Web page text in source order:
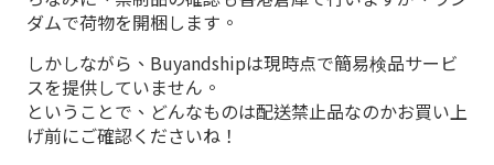
ダムで荷物を開梱します。
しかしながら、Buyandshipは現時点で簡易検品サービ
スを提供していません。
ということで、どんなものは配送禁止品なのかお買い上
げ前にご確認くださいね！